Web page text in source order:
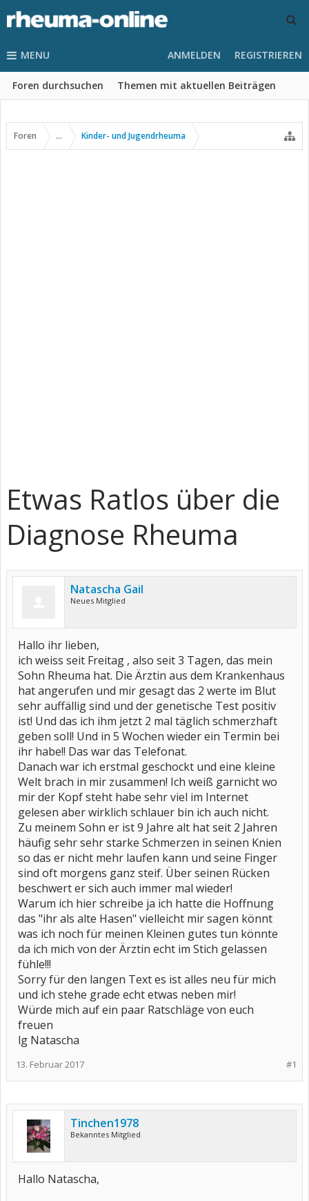
MENU
Foren durchsuchen Themen mit aktuellen Beiträgen
ANMELDEN REGISTRIEREN
Foren ... Kinder- und Jugendrheuma
Etwas Ratlos über die
Diagnose Rheuma
Natascha Gail
Neues Mitglied
Hallo ihr lieben,
ich weiss seit Freitag , also seit 3 Tagen, das mein
Sohn Rheuma hat. Die Ärztin aus dem Krankenhaus
hat angerufen und mir gesagt das 2 werte im Blut
sehr auffällig sind und der genetische Test positiv
ist! Und das ich ihm jetzt 2 mal täglich schmerzhaft
geben soll! Und in 5 Wochen wieder ein Termin bei
ihr habe!! Das war das Telefonat.
Danach war ich erstmal geschockt und eine kleine
Welt brach in mir zusammen! Ich weiß garnicht wo
mir der Kopf steht habe sehr viel im Internet
gelesen aber wirklich schlauer bin ich auch nicht.
Zu meinem Sohn er ist 9 Jahre alt hat seit 2 Jahren
häufig sehr sehr starke Schmerzen in seinen Knien
so das er nicht mehr laufen kann und seine Finger
sind oft morgens ganz steif. Über seinen Rücken
beschwert er sich auch immer mal wieder!
Warum ich hier schreibe ja ich hatte die Hoffnung
das "ihr als alte Hasen" vielleicht mir sagen könnt
was ich noch für meinen Kleinen gutes tun könnte
da ich mich von der Ärztin echt im Stich gelassen
fühle!!!
Sorry für den langen Text es ist alles neu für mich
und ich stehe grade echt etwas neben mir!
Würde mich auf ein paar Ratschläge von euch
freuen
lg Natascha
#1
13. Februar 2017
Tinchen1978
Bekanntes Mitglied
Hallo Natascha,